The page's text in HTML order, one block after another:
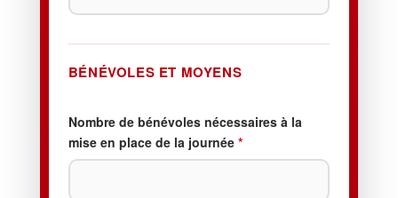
BÉNÉVOLES ET MOYENS
Nombre de bénévoles nécessaires à la
mise en place de la journée *